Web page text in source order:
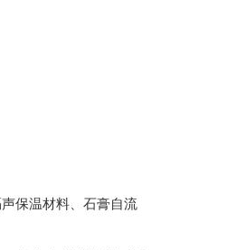
保温材料、石膏自流